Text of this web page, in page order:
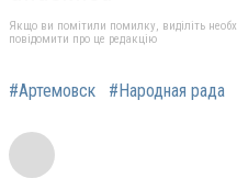
Якщо ви помітили помилку, виділіть
повідомити про це редакцію
#Артемовск #Народная рада